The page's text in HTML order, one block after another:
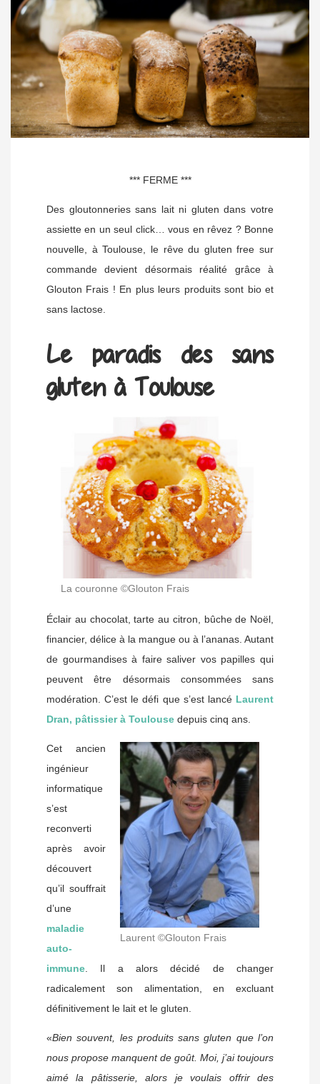
*** FERME ***
Des gloutonneries sans lait ni gluten dans votre
assiette en un seul click… vous en rêvez ? Bonne
nouvelle, à Toulouse, le rêve du gluten free sur
commande devient désormais réalité grâce à
Glouton Frais ! En plus leurs produits sont bio et
sans lactose.
Le paradis des sans
gluten à Toulouse
La couronne ©Glouton Frais
Éclair au chocolat, tarte au citron, bûche de Noël,
financier, délice à la mangue ou à l’ananas. Autant
de gourmandises à faire saliver vos papilles qui
peuvent être désormais consommées sans
modération. C’est le défi que s’est lancé Laurent
Dran, pâtissier à Toulouse depuis cinq ans.
Laurent ©Glouton Frais
Cet ancien
ingénieur
informatique
s’est
reconverti
après avoir
découvert
qu’il souffrait
d’une
maladie
auto-
immune . Il a alors décidé de changer
radicalement son alimentation, en excluant
définitivement le lait et le gluten.
«Bien souvent, les produits sans gluten que l’on
nous propose manquent de goût. Moi, j’ai toujours
aimé la pâtisserie, alors je voulais offrir des